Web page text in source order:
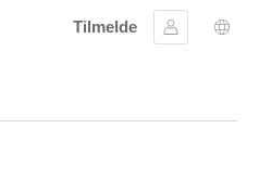
Tilmelde
Log ind